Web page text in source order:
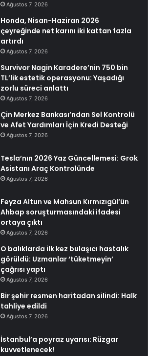
Ağustos 7, 2026
Honda, Nisan-Haziran 2026
çeyreğinde net karını iki kattan fazla
artırdı
Ağustos 7, 2026
Survivor Nagin Karadere’nin 750 bin
TL’lik estetik operasyonu: Yaşadığı
zorlu süreci anlattı
Ağustos 7, 2026
Çin Merkez Bankası’ndan Sel Kontrolü
ve Afet Yardımları İçin Kredi Desteği
Ağustos 7, 2026
Tesla’nın 2026 Yaz Güncellemesi: Grok
Asistanı Araç Kontrolünde
Ağustos 7, 2026
Feyza Altun ve Mahsun Kırmızıgül’ün
Ahbap soruşturmasındaki ifadesi
ortaya çıktı
Ağustos 7, 2026
O balıklarda ilk kez bulaşıcı hastalık
görüldü: Uzmanlar ‘tüketmeyin’
çağrısı yaptı
Ağustos 7, 2026
Bir şehir resmen haritadan silindi: Halk
tahliye edildi
Ağustos 7, 2026
İstanbul’a poyraz uyarısı: Rüzgar
kuvvetlenecek!